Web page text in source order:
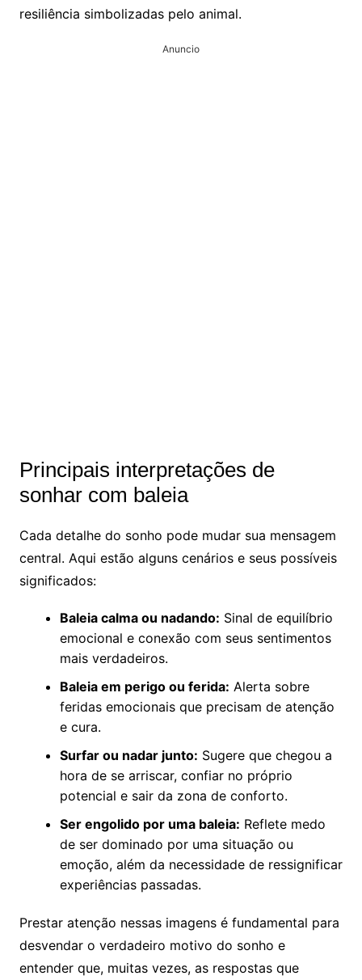
resiliência simbolizadas pelo animal.
Anuncio
Principais interpretações de
sonhar com baleia
Cada detalhe do sonho pode mudar sua mensagem
central. Aqui estão alguns cenários e seus possíveis
significados:
Baleia calma ou nadando: Sinal de equilíbrio
emocional e conexão com seus sentimentos
mais verdadeiros.
Baleia em perigo ou ferida: Alerta sobre
feridas emocionais que precisam de atenção
e cura.
Surfar ou nadar junto: Sugere que chegou a
hora de se arriscar, confiar no próprio
potencial e sair da zona de conforto.
Ser engolido por uma baleia: Reflete medo
de ser dominado por uma situação ou
emoção, além da necessidade de ressignificar
experiências passadas.
Prestar atenção nessas imagens é fundamental para
desvendar o verdadeiro motivo do sonho e
entender que, muitas vezes, as respostas que